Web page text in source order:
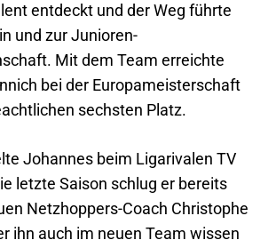
entdeckt und der Weg führte
und zur Junioren-
Mit dem Team erreichte
bei der Europameisterschaft
sechsten Platz.
Johannes beim Ligarivalen TV
letzte Saison schlug er bereits
Netzhoppers-Coach Christophe
ihn auch im neuen Team wissen